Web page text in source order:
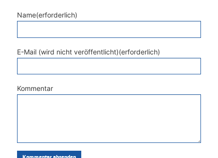
Name(erforderlich)
E-Mail (wird nicht veröffentlicht)(erforderlich)
Kommentar